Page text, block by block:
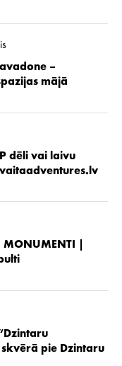
–
mājā
dēli vai laivu
|
pie Dzintaru